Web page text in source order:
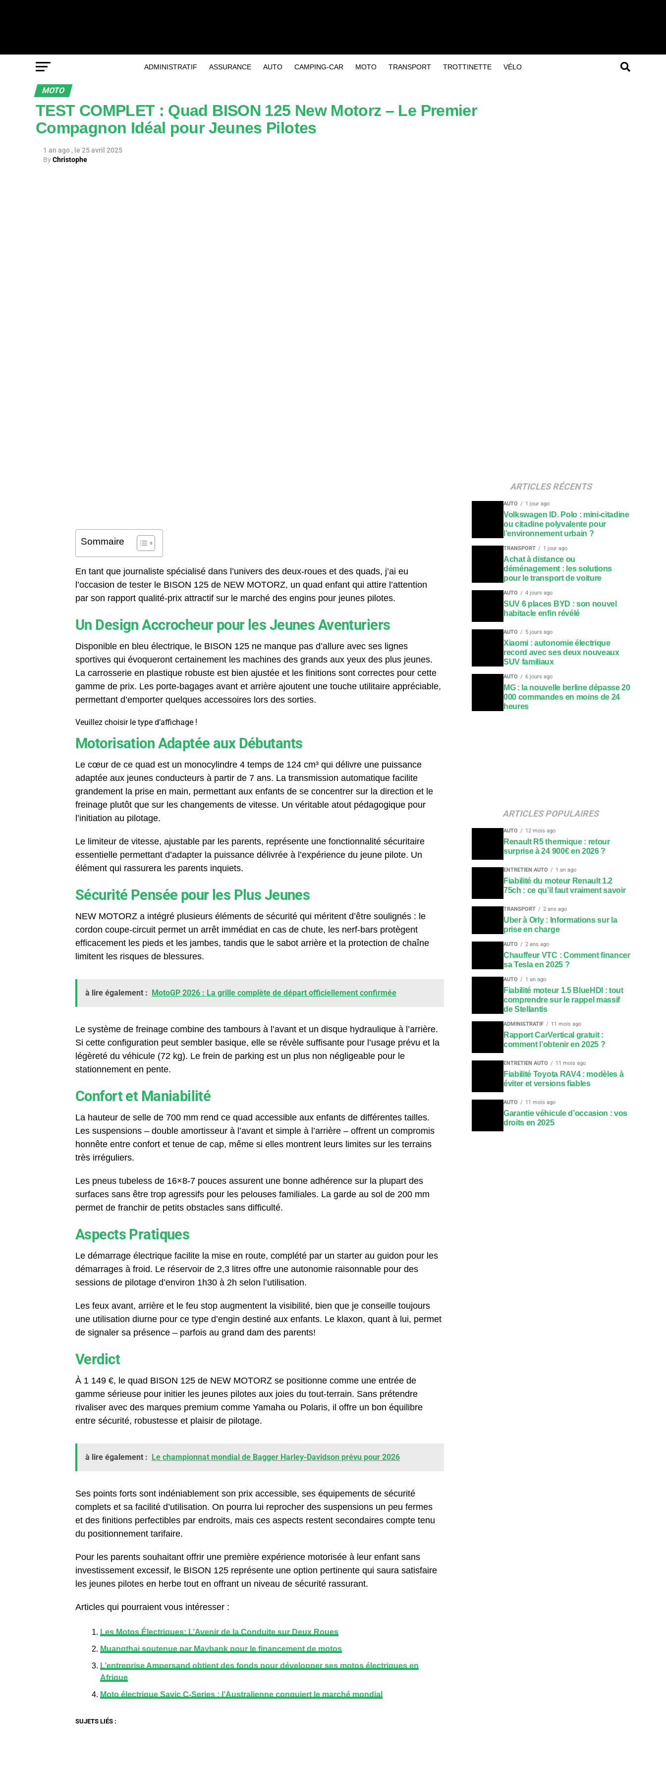
ADMINISTRATIF ASSURANCE AUTO CAMPING-CAR MOTO TRANSPORT TROTTINETTE VÉLO
MOTO
TEST COMPLET : Quad BISON 125 New Motorz – Le Premier
Compagnon Idéal pour Jeunes Pilotes
1 an ago
25 avril 2025
ByChristophe
Sommaire
En tant que journaliste spécialisé dans l’univers des deux-roues et des quads, j’ai eu
l’occasion de tester le BISON 125 de NEW MOTORZ, un quad enfant qui attire l’attention
par son rapport qualité-prix attractif sur le marché des engins pour jeunes pilotes.
Un Design Accrocheur pour les Jeunes Aventuriers
Disponible en bleu électrique, le BISON 125 ne manque pas d’allure avec ses lignes
sportives qui évoqueront certainement les machines des grands aux yeux des plus jeunes.
La carrosserie en plastique robuste est bien ajustée et les finitions sont correctes pour cette
gamme de prix. Les porte-bagages avant et arrière ajoutent une touche utilitaire appréciable,
permettant d’emporter quelques accessoires lors des sorties.
Veuillez choisir le type d’affichage !
Motorisation Adaptée aux Débutants
Le cœur de ce quad est un monocylindre 4 temps de 124 cm³ qui délivre une puissance
adaptée aux jeunes conducteurs à partir de 7 ans. La transmission automatique facilite
grandement la prise en main, permettant aux enfants de se concentrer sur la direction et le
freinage plutôt que sur les changements de vitesse. Un véritable atout pédagogique pour
l’initiation au pilotage.
Le limiteur de vitesse, ajustable par les parents, représente une fonctionnalité sécuritaire
essentielle permettant d’adapter la puissance délivrée à l’expérience du jeune pilote. Un
élément qui rassurera les parents inquiets.
Sécurité Pensée pour les Plus Jeunes
NEW MOTORZ a intégré plusieurs éléments de sécurité qui méritent d’être soulignés : le
cordon coupe-circuit permet un arrêt immédiat en cas de chute, les nerf-bars protègent
efficacement les pieds et les jambes, tandis que le sabot arrière et la protection de chaîne
limitent les risques de blessures.
à lire également : MotoGP 2026 : La grille complète de départ officiellement confirmée
Le système de freinage combine des tambours à l’avant et un disque hydraulique à l’arrière.
Si cette configuration peut sembler basique, elle se révèle suffisante pour l’usage prévu et la
légèreté du véhicule (72 kg). Le frein de parking est un plus non négligeable pour le
stationnement en pente.
Confort et Maniabilité
La hauteur de selle de 700 mm rend ce quad accessible aux enfants de différentes tailles.
Les suspensions – double amortisseur à l’avant et simple à l’arrière – offrent un compromis
honnête entre confort et tenue de cap, même si elles montrent leurs limites sur les terrains
très irréguliers.
Les pneus tubeless de 16×8-7 pouces assurent une bonne adhérence sur la plupart des
surfaces sans être trop agressifs pour les pelouses familiales. La garde au sol de 200 mm
permet de franchir de petits obstacles sans difficulté.
Aspects Pratiques
Le démarrage électrique facilite la mise en route, complété par un starter au guidon pour les
démarrages à froid. Le réservoir de 2,3 litres offre une autonomie raisonnable pour des
sessions de pilotage d’environ 1h30 à 2h selon l’utilisation.
Les feux avant, arrière et le feu stop augmentent la visibilité, bien que je conseille toujours
une utilisation diurne pour ce type d’engin destiné aux enfants. Le klaxon, quant à lui, permet
de signaler sa présence – parfois au grand dam des parents!
Verdict
À 1 149 €, le quad BISON 125 de NEW MOTORZ se positionne comme une entrée de
gamme sérieuse pour initier les jeunes pilotes aux joies du tout-terrain. Sans prétendre
rivaliser avec des marques premium comme Yamaha ou Polaris, il offre un bon équilibre
entre sécurité, robustesse et plaisir de pilotage.
à lire également : Le championnat mondial de Bagger Harley-Davidson prévu pour 2026
Ses points forts sont indéniablement son prix accessible, ses équipements de sécurité
complets et sa facilité d’utilisation. On pourra lui reprocher des suspensions un peu fermes
et des finitions perfectibles par endroits, mais ces aspects restent secondaires compte tenu
du positionnement tarifaire.
Pour les parents souhaitant offrir une première expérience motorisée à leur enfant sans
investissement excessif, le BISON 125 représente une option pertinente qui saura satisfaire
les jeunes pilotes en herbe tout en offrant un niveau de sécurité rassurant.
Articles qui pourraient vous intéresser :
Les Motos Électriques: L’Avenir de la Conduite sur Deux Roues
Muangthai soutenue par Maybank pour le financement de motos
L’entreprise Ampersand obtient des fonds pour développer ses motos électriques en
Afrique
Moto électrique Savic C-Series : l’Australienne conquiert le marché mondial
ARTICLES RÉCENTS
AUTO 1 jour ago
Volkswagen ID. Polo : mini-citadine
ou citadine polyvalente pour
l’environnement urbain ?
TRANSPORT 1 jour ago
Achat à distance ou
déménagement : les solutions
pour le transport de voiture
AUTO 4 jours ago
SUV 6 places BYD : son nouvel
habitacle enfin révélé
AUTO 5 jours ago
Xiaomi : autonomie électrique
record avec ses deux nouveaux
SUV familiaux
AUTO 6 jours ago
MG : la nouvelle berline dépasse 20
000 commandes en moins de 24
heures
ARTICLES POPULAIRES
AUTO 12 mois ago
Renault R5 thermique : retour
surprise à 24 900€ en 2026 ?
ENTRETIEN AUTO 1 an ago
Fiabilité du moteur Renault 1.2
75ch : ce qu’il faut vraiment savoir
TRANSPORT 2 ans ago
Uber à Orly : Informations sur la
prise en charge
AUTO 2 ans ago
Chauffeur VTC : Comment financer
sa Tesla en 2025 ?
AUTO 1 an ago
Fiabilité moteur 1.5 BlueHDI : tout
comprendre sur le rappel massif
de Stellantis
ADMINISTRATIF 11 mois ago
Rapport CarVertical gratuit :
comment l’obtenir en 2025 ?
ENTRETIEN AUTO 11 mois ago
Fiabilité Toyota RAV4 : modèles à
éviter et versions fiables
AUTO 11 mois ago
Garantie véhicule d’occasion : vos
droits en 2025